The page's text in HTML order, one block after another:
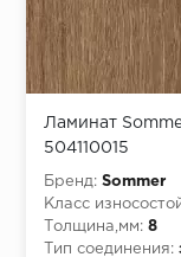
Правила
Условия
Ламинат
504110015
Бренд: Sommer
Класс
Толщина,мм: 8
Тип соединения: